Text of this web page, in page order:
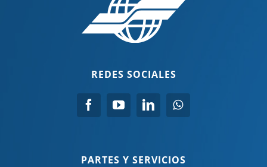
REDES SOCIALES
PARTES Y SERVICIOS